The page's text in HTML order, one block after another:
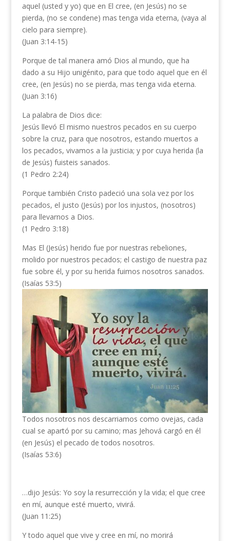
aquel (usted y yo) que en El cree, (en Jesús) no se
pierda, (no se condene) mas tenga vida eterna, (vaya al
cielo para siempre).
(Juan 3:14-15)
Porque de tal manera amó Dios al mundo, que ha
dado a su Hijo unigénito, para que todo aquel que en él
cree, (en Jesús) no se pierda, mas tenga vida eterna.
(Juan 3:16)
La palabra de Dios dice:
Jesús llevó El mismo nuestros pecados en su cuerpo
sobre la cruz, para que nosotros, estando muertos a
los pecados, vivamos a la justicia; y por cuya herida (la
de Jesús) fuisteis sanados.
(1 Pedro 2:24)
Porque también Cristo padeció una sola vez por los
pecados, el justo (Jesús) por los injustos, (nosotros)
para llevarnos a Dios.
(1 Pedro 3:18)
Mas El (Jesús) herido fue por nuestras rebeliones,
molido por nuestros pecados; el castigo de nuestra paz
fue sobre él, y por su herida fuimos nosotros sanados.
(Isaías 53:5)
Todos nosotros nos descarriamos como ovejas, cada
cual se apartó por su camino; mas Jehová cargó en él
(en Jesús) el pecado de todos nosotros.
(Isaías 53:6)
…dijo Jesús: Yo soy la resurrección y la vida; el que cree
en mí, aunque esté muerto, vivirá.
(Juan 11:25)
Y todo aquel que vive y cree en mí, no morirá